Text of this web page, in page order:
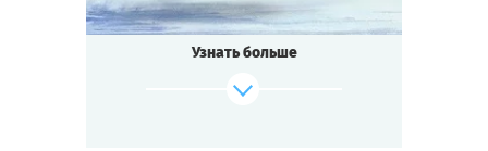
Узнать больше